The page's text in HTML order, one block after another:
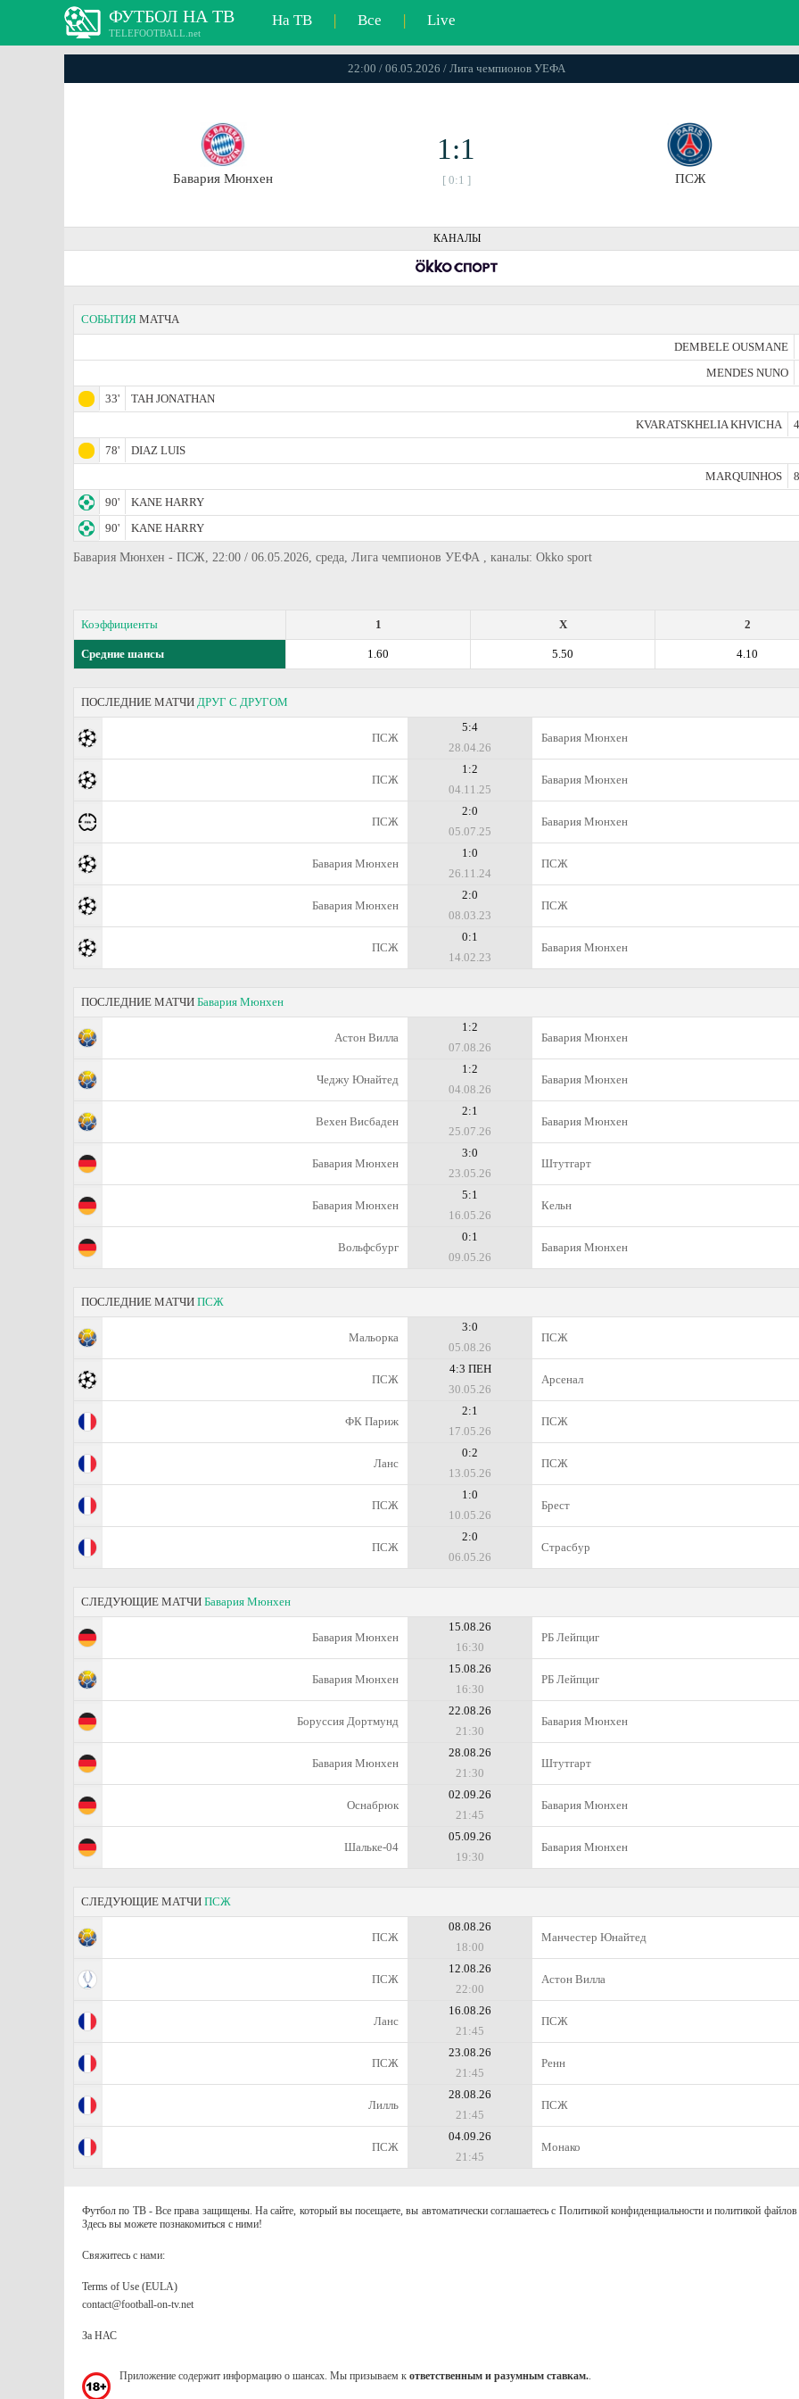
ФУТБОЛ НА ТВ
TELEFOOTBALL.net
На ТВ | Все | Live
22:00 / 06.05.2026 / Лига чемпионов УЕФА
Бавария Мюнхен
1:1
[ 0:1 ] ПСЖ
КАНАЛЫ
СОБЫТИЯ МАТЧА
DEMBELE OUSMANE
MENDES NUNO
33'
TAH JONATHAN
KVARATSKHELIA KHVICHA
78'
DIAZ LUIS
MARQUINHOS
90'
KANE HARRY
90'
KANE HARRY
Бавария Мюнхен - ПСЖ, 22:00 / 06.05.2026, среда, Лига чемпионов УЕФА , каналы: Okko sport
Коэффициенты 2
X
1
Средние шансы 4.10
5.50
1.60
ПОСЛЕДНИЕ МАТЧИ ДРУГ С ДРУГОМ
ПСЖ
5:4
28.04.26
Бавария Мюнхен
ПСЖ
1:2
04.11.25
Бавария Мюнхен
ПСЖ
2:0
05.07.25
Бавария Мюнхен
Бавария Мюнхен
1:0
26.11.24
ПСЖ
Бавария Мюнхен
2:0
08.03.23
ПСЖ
ПСЖ
0:1
14.02.23
Бавария Мюнхен
ПОСЛЕДНИЕ МАТЧИ Бавария Мюнхен
Астон Вилла
1:2
07.08.26
Бавария Мюнхен
Чеджу Юнайтед
1:2
04.08.26
Бавария Мюнхен
Вехен Висбаден
2:1
25.07.26
Бавария Мюнхен
Бавария Мюнхен
3:0
23.05.26
Штутгарт
Бавария Мюнхен
5:1
16.05.26
Кельн
Вольфсбург
0:1
09.05.26
Бавария Мюнхен
ПОСЛЕДНИЕ МАТЧИ ПСЖ
Мальорка
3:0
05.08.26
ПСЖ
ПСЖ
4:3 ПЕН
30.05.26
Арсенал
ФК Париж
2:1
17.05.26
ПСЖ
Ланс
0:2
13.05.26
ПСЖ
ПСЖ
1:0
10.05.26
Брест
ПСЖ
2:0
06.05.26
Страсбур
СЛЕДУЮЩИЕ МАТЧИ Бавария Мюнхен
Бавария Мюнхен
15.08.26
16:30
РБ Лейпциг
Бавария Мюнхен
15.08.26
16:30
РБ Лейпциг
Боруссия Дортмунд
22.08.26
21:30
Бавария Мюнхен
Бавария Мюнхен
28.08.26
21:30
Штутгарт
Оснабрюк
02.09.26
21:45
Бавария Мюнхен
Шальке-04
05.09.26
19:30
Бавария Мюнхен
СЛЕДУЮЩИЕ МАТЧИ ПСЖ
ПСЖ
08.08.26
18:00
Манчестер Юнайтед
ПСЖ
12.08.26
22:00
Астон Вилла
Ланс
16.08.26
21:45
ПСЖ
ПСЖ
23.08.26
21:45
Ренн
Лилль
28.08.26
21:45
ПСЖ
ПСЖ
04.09.26
21:45
Монако
Футбол по ТВ - Все права защищены. На сайте, который вы посещаете, вы автоматически соглашаетесь с Политикой конфиденциальности и политикой
Здесь вы можете познакомиться с ними!
Свяжитесь с нами:
Terms of Use (EULA)
contact@football-on-tv.net
За НАС
Приложение содержит информацию о шансах. Мы призываем к ответственным и разумным ставкам..